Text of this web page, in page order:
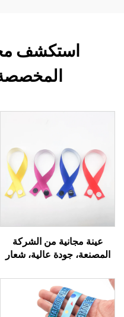
استكشف
عينة مجانية من الشركة
المصنعة، جودة عالية، شعار
سوار منسوج من الساتان،
سوار قماش معصمي